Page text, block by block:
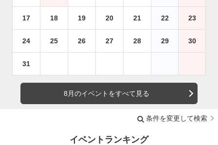
17 18 19 20 21 22 23
24 25 26 27 28 29 30
31
8月のイベントをすべて見る
条件を変更して検索
イベントランキング